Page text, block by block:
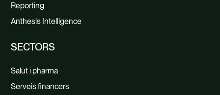
Reporting
Anthesis Intelligence
SECTORS
Salut i pharma
Serveis financers